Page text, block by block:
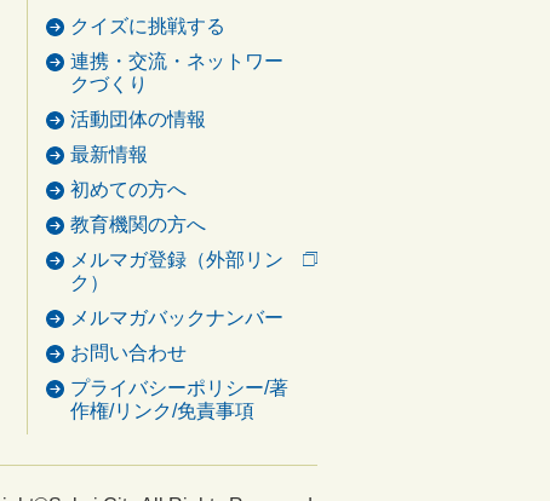
クイズに挑戦する
連携・交流・ネットワー
クづくり
活動団体の情報
最新情報
初めての方へ
教育機関の方へ
メルマガ登録（外部リン
ク）
メルマガバックナンバー
お問い合わせ
プライバシーポリシー/著
作権/リンク/免責事項